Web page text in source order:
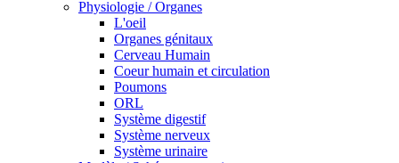
Physiologie / Organes
L'oeil
Organes génitaux
Cerveau Humain
Coeur humain et circulation
Poumons
ORL
Système digestif
Système nerveux
Système urinaire